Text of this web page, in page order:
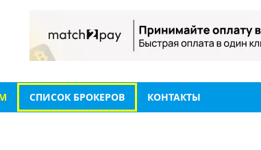
СПИСОК БРОКЕРОВ КОНТАКТЫ